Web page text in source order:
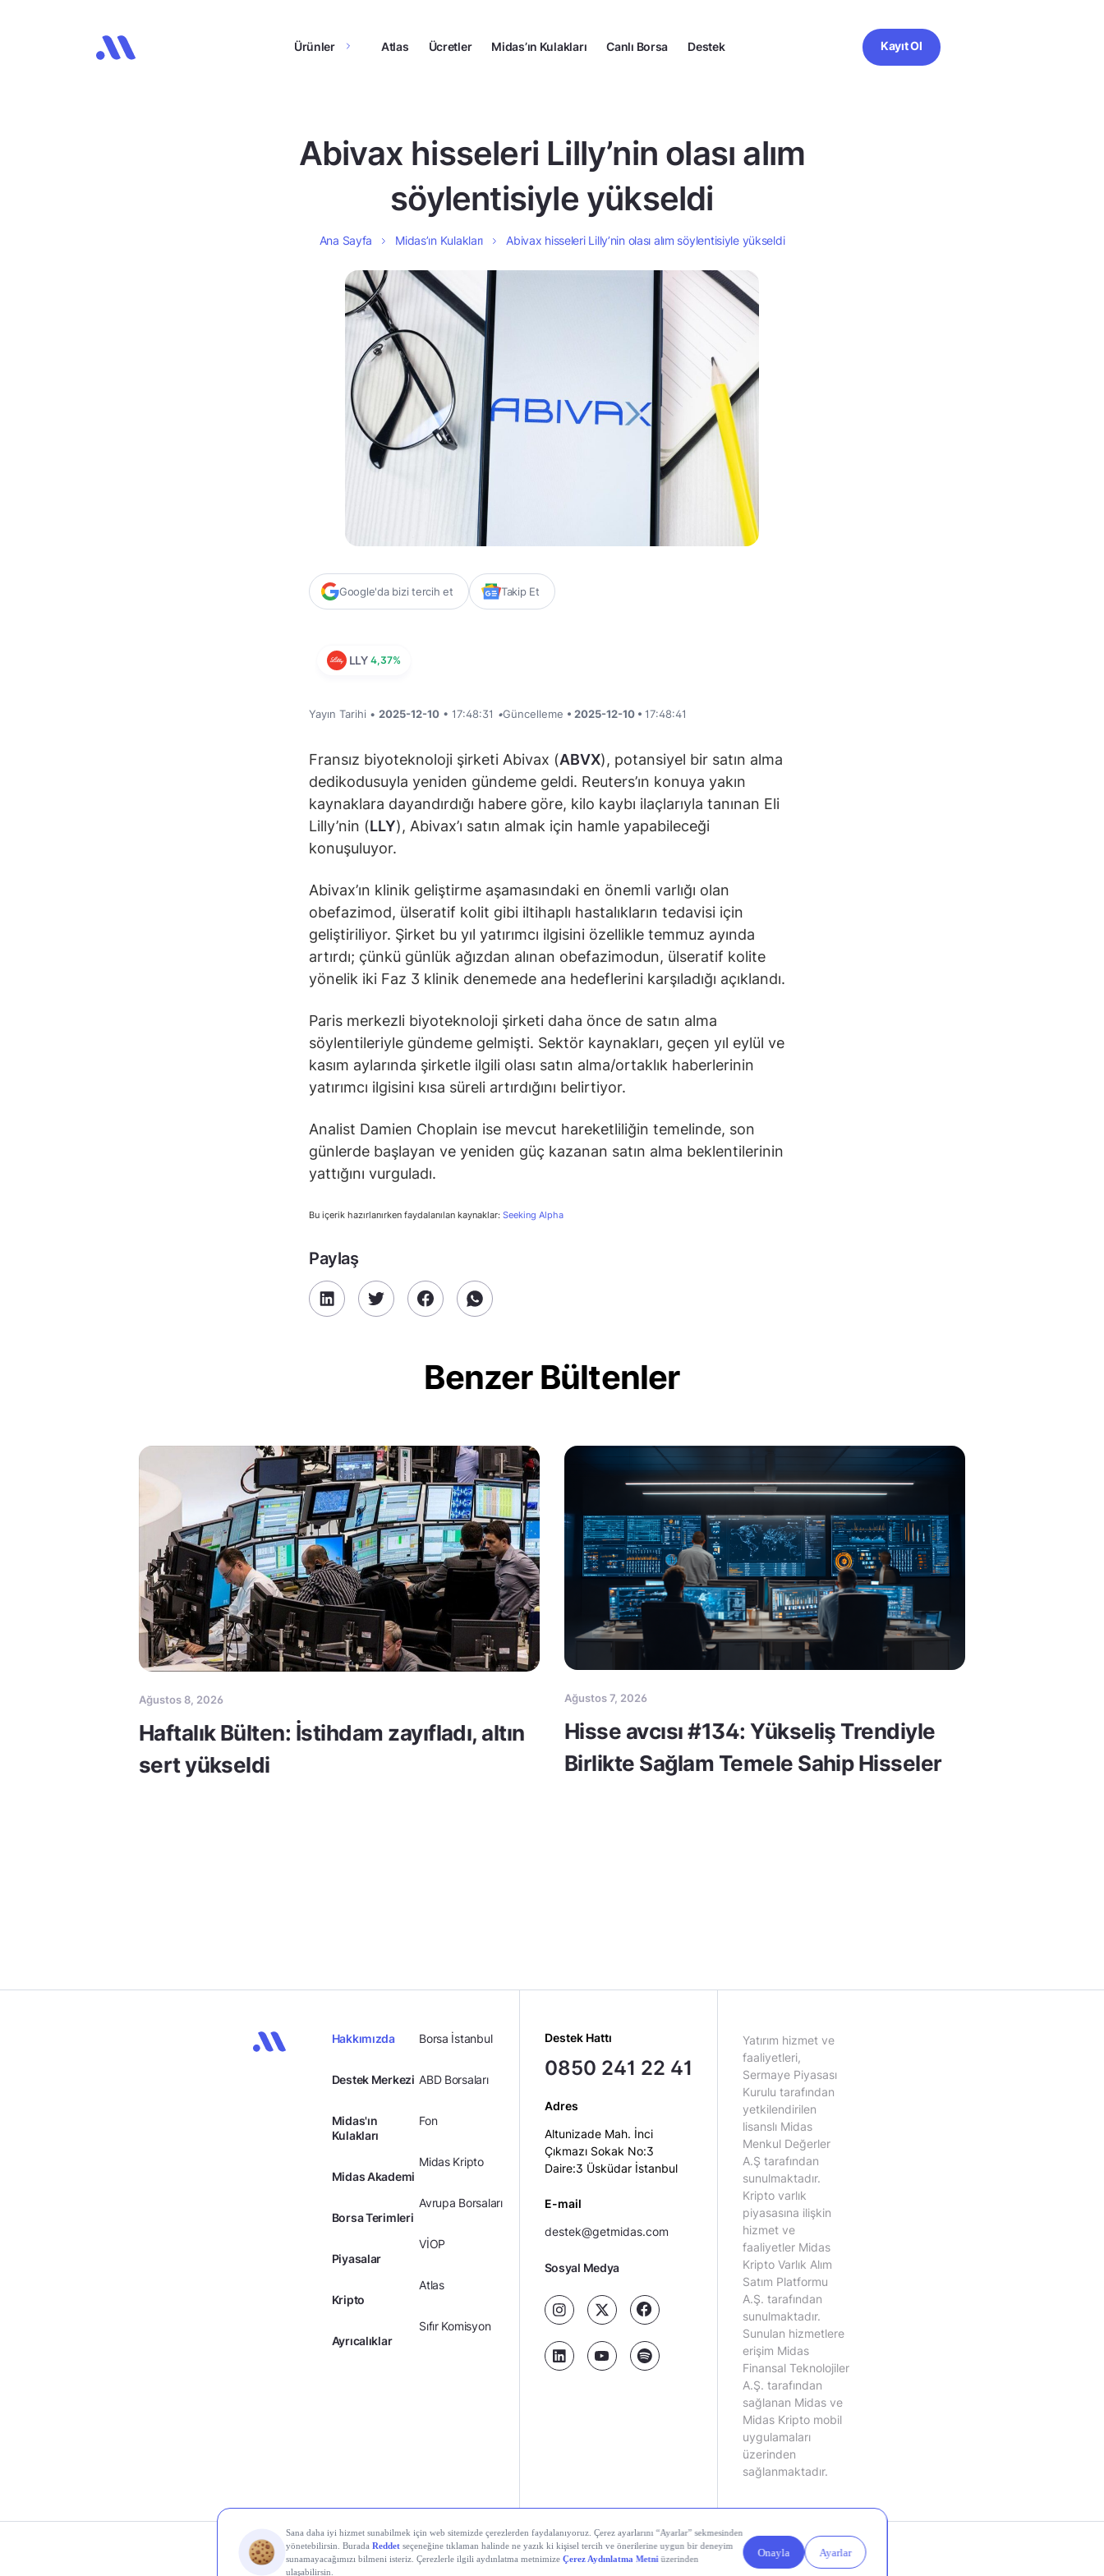
Ürünler Atlas Ücretler Midas’ın Kulakları Canlı Borsa Destek Kayıt Ol
Abivax hisseleri Lilly’nin olası alım
söylentisiyle yükseldi
Ana Sayfa Midas’ın Kulakları Abivax hisseleri Lilly’nin olası alım söylentisiyle yükseldi
Google'da bizi tercih et Takip Et
LLY 4,37%
Yayın Tarihi • 2025-12-10 • 17:48:31 •Güncelleme • 2025-12-10 • 17:48:41
Fransız biyoteknoloji şirketi Abivax (ABVX), potansiyel bir satın alma
dedikodusuyla yeniden gündeme geldi. Reuters’ın konuya yakın
kaynaklara dayandırdığı habere göre, kilo kaybı ilaçlarıyla tanınan Eli
Lilly’nin (LLY), Abivax’ı satın almak için hamle yapabileceği
konuşuluyor.
Abivax’ın klinik geliştirme aşamasındaki en önemli varlığı olan
obefazimod, ülseratif kolit gibi iltihaplı hastalıkların tedavisi için
geliştiriliyor. Şirket bu yıl yatırımcı ilgisini özellikle temmuz ayında
artırdı; çünkü günlük ağızdan alınan obefazimodun, ülseratif kolite
yönelik iki Faz 3 klinik denemede ana hedeflerini karşıladığı açıklandı.
Paris merkezli biyoteknoloji şirketi daha önce de satın alma
söylentileriyle gündeme gelmişti. Sektör kaynakları, geçen yıl eylül ve
kasım aylarında şirketle ilgili olası satın alma/ortaklık haberlerinin
yatırımcı ilgisini kısa süreli artırdığını belirtiyor.
Analist Damien Choplain ise mevcut hareketliliğin temelinde, son
günlerde başlayan ve yeniden güç kazanan satın alma beklentilerinin
yattığını vurguladı.
Bu içerik hazırlanırken faydalanılan kaynaklar: Seeking Alpha
Paylaş
Benzer Bültenler
Ağustos 8, 2026
Haftalık Bülten: İstihdam zayıfladı, altın
sert yükseldi
Ağustos 7, 2026
Hisse avcısı #134: Yükseliş Trendiyle
Birlikte Sağlam Temele Sahip Hisseler
Hakkımızda
Destek Merkezi
Midas'ın
Kulakları
Midas Akademi
Borsa Terimleri
Piyasalar
Kripto
Ayrıcalıklar
Borsa İstanbul
ABD Borsaları
Fon
Midas Kripto
Avrupa Borsaları
VİOP
Atlas
Sıfır Komisyon
Destek Hattı
0850 241 22 41
Adres
Altunizade Mah. İnci
Çıkmazı Sokak No:3
Daire:3 Üsküdar İstanbul
E-mail
destek@getmidas.com
Sosyal Medya
Yatırım hizmet ve
faaliyetleri,
Sermaye Piyasası
Kurulu tarafından
yetkilendirilen
lisanslı Midas
Menkul Değerler
A.Ş tarafından
sunulmaktadır.
Kripto varlık
piyasasına ilişkin
hizmet ve
faaliyetler Midas
Kripto Varlık Alım
Satım Platformu
A.Ş. tarafından
sunulmaktadır.
Sunulan hizmetlere
erişim Midas
Finansal Teknolojiler
A.Ş. tarafından
sağlanan Midas ve
Midas Kripto mobil
uygulamaları
üzerinden
sağlanmaktadır.
© 2026 Midas Finansal Teknolojiler A.Ş. Tüm hakları saklıdır.
Kişisel
Yasal
Çerez